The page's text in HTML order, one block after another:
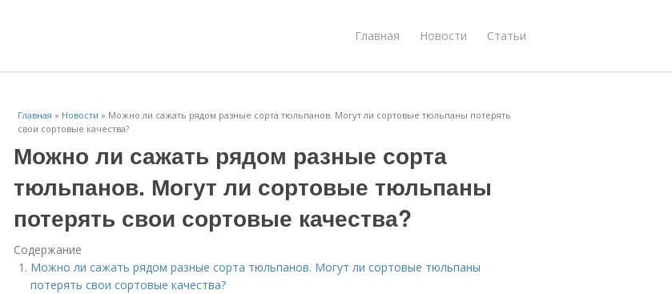
Главная Новости Статьи
Главная » Новости » Можно ли сажать рядом разные сорта тюльпанов. Могут ли сортовые тюльпаны потерять
свои сортовые качества?
Можно ли сажать рядом разные сорта
тюльпанов. Могут ли сортовые тюльпаны
потерять свои сортовые качества?
Содержание
Можно ли сажать рядом разные сорта тюльпанов. Могут ли сортовые тюльпаны
потерять свои сортовые качества?